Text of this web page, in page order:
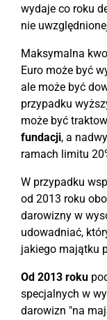
wydaje co roku
nie
Maksymalna
Euro może być
ale może być
przypadku
może być
fundacji, a
ramach limitu
W przypadku
od 2013 roku
darowizny w
udowadniać,
jakiego majątku
Od 2013 roku
specjalnych w
darowizn "na